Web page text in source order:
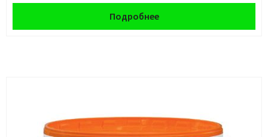
Подробнее